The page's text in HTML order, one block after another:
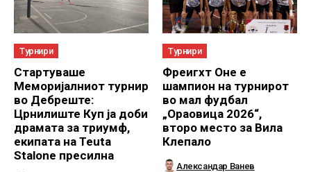
Турнири
Стартуваше
Меморијалниот турнир
во Дебреште:
Црнилиште Куп ја доби
драмата за триумф,
екипата на Teuta
Stalone пресилна
Турнири
Фреигхт Оне е
шампион на турнирот
во мал фудбал
„Ораовица 2026“,
второ место за Вила
Клепало
Александар Ванев